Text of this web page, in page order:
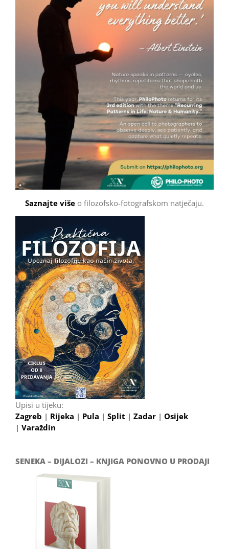
Saznajte više o filozofsko-fotografskom natječaju.
Upisi u tijeku:
Zagreb | Rijeka | Pula | Split | Zadar | Osijek
| Varaždin
SENEKA – DIJALOZI – KNJIGA PONOVNO U PRODAJI